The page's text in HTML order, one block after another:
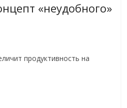
«неудобного»
продуктивность на